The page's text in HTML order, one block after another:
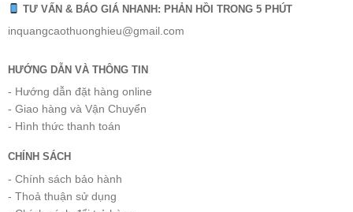
TƯ VẤN & BÁO GIÁ NHANH: PHẢN HỒI TRONG 5 PHÚT
inquangcaothuonghieu@gmail.com
HƯỚNG DẪN VÀ THÔNG TIN
- Hướng dẫn đặt hàng online
- Giao hàng và Vận Chuyển
- Hình thức thanh toán
CHÍNH SÁCH
- Chính sách bảo hành
- Thoả thuận sử dụng